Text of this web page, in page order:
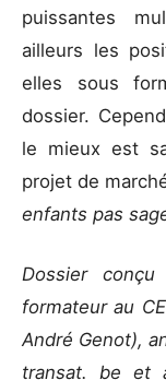
puissantes
ailleurs les
elles sous
dossier.
le mieux est
projet de
enfants pas
Dossier
formateur au
André Genot),
transat. be et